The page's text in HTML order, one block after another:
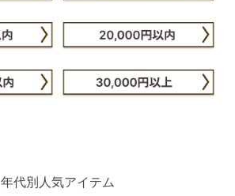
年代別人気アイテム